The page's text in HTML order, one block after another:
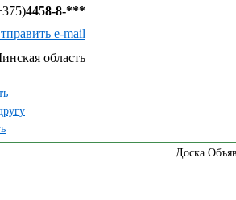
4458-8-***
e-mail
область
Доска